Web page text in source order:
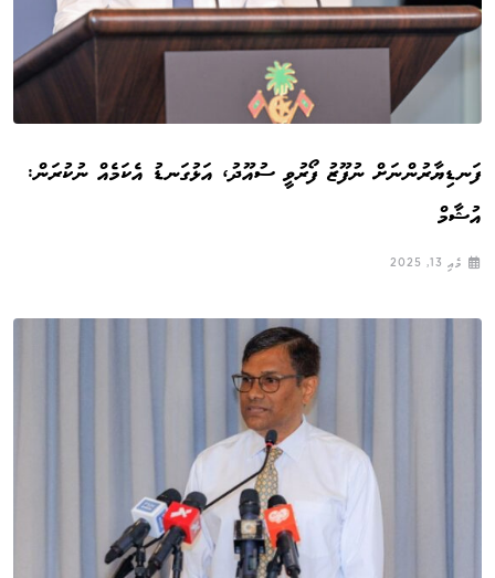
ފަނޑިޔާރުންނަށް ނުފޫޒު ފޯރުވީ ސުއޫދު، އަޅުގަނޑު އެކަމެއް ނުކުރަން:
އުޝާމް
މެއި 13, 2025